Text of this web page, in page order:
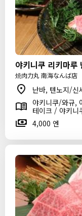
야키니쿠 리키마루
焼肉力丸 南海なんば店
난바, 텐노지/신
야키니쿠/와규,
테이크 / 야키니
4,000 엔